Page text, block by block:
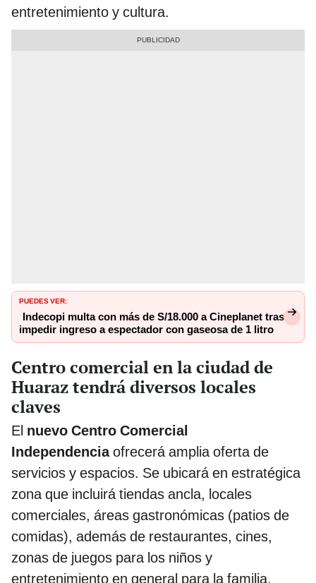
entretenimiento y cultura.
PUEDES VER:
Indecopi multa con más de S/18.000 a Cineplanet tras
impedir ingreso a espectador con gaseosa de 1 litro
Centro comercial en la ciudad de
Huaraz tendrá diversos locales
claves
El nuevo Centro Comercial
Independenciaofrecerá amplia oferta de
servicios y espacios. Se ubicará en estratégica
zona que incluirá tiendas ancla, locales
comerciales, áreas gastronómicas (patios de
comidas), además de restaurantes, cines,
zonas de juegos para los niños y
entretenimiento en general para la familia.